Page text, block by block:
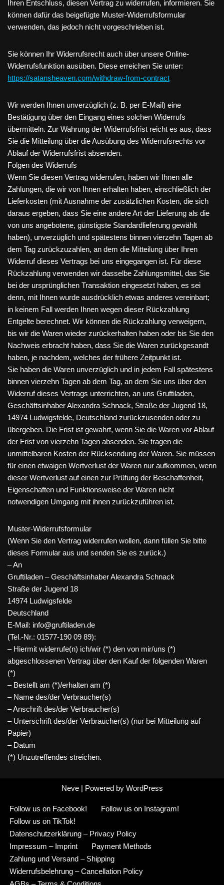
Ihren Entschluss, diesen Vertrag zu widerrufen, informieren. Sie
können dafür das beigefügte Muster-Widerrufsformular
verwenden, das jedoch nicht vorgeschrieben ist.
Sie können Ihr Widerrufsrecht auch über unsere Online-
Widerrufsfunktion ausüben. Diese erreichen Sie unter:
https://satansheaven.com/withdraw-from-contract
Wir werden Ihnen unverzüglich (z. B. per E-Mail) eine
Bestätigung über den Eingang eines solchen Widerrufs
übermitteln. Zur Wahrung der Widerrufsfrist reicht es aus, dass
Sie die Mitteilung über die Ausübung des Widerrufsrechts vor
Ablauf der Widerrufsfrist absenden.
Folgen des Widerrufs
Wenn Sie diesen Vertrag widerrufen, haben wir Ihnen alle
Zahlungen, die wir von Ihnen erhalten haben, einschließlich der
Lieferkosten (mit Ausnahme der zusätzlichen Kosten, die sich
daraus ergeben, dass Sie eine andere Art der Lieferung als die
von uns angebotene, günstigste Standardlieferung gewählt
haben), unverzüglich und spätestens binnen vierzehn Tagen ab
dem Tag zurückzuzahlen, an dem die Mitteilung über Ihren
Widerruf dieses Vertrags bei uns eingegangen ist. Für diese
Rückzahlung verwenden wir dasselbe Zahlungsmittel, das Sie
bei der ursprünglichen Transaktion eingesetzt haben, es sei
denn, mit Ihnen wurde ausdrücklich etwas anderes vereinbart;
in keinem Fall werden Ihnen wegen dieser Rückzahlung
Entgelte berechnet. Wir können die Rückzahlung verweigern,
bis wir die Waren wieder zurückerhalten haben oder bis Sie den
Nachweis erbracht haben, dass Sie die Waren zurückgesandt
haben, je nachdem, welches der frühere Zeitpunkt ist.
Sie haben die Waren unverzüglich und in jedem Fall spätestens
binnen vierzehn Tagen ab dem Tag, an dem Sie uns über den
Widerruf dieses Vertrags unterrichten, an uns Gruftiladen,
Geschäftsinhaber Alexandra Schnack, Straße der Jugend 18,
14974 Ludwigsfelde, Deutschland zurückzusenden oder zu
übergeben. Die Frist ist gewahrt, wenn Sie die Waren vor Ablauf
der Frist von vierzehn Tagen absenden. Sie tragen die
unmittelbaren Kosten der Rücksendung der Waren. Sie müssen
für einen etwaigen Wertverlust der Waren nur aufkommen, wenn
dieser Wertverlust auf einen zur Prüfung der Beschaffenheit,
Eigenschaften und Funktionsweise der Waren nicht
notwendigen Umgang mit ihnen zurückzuführen ist.
Muster-Widerrufsformular
(Wenn Sie den Vertrag widerrufen wollen, dann füllen Sie bitte
dieses Formular aus und senden Sie es zurück.)
– An
Gruftiladen – Geschäftsinhaber Alexandra Schnack
Straße der Jugend 18
14974 Ludwigsfelde
Deutschland
E-Mail: info@gruftiladen.de
(Tel.-Nr.: 01577-190 09 89):
– Hiermit widerrufe(n) ich/wir (*) den von mir/uns (*)
abgeschlossenen Vertrag über den Kauf der folgenden Waren
(*)
– Bestellt am (*)/erhalten am (*)
– Name des/der Verbraucher(s)
– Anschrift des/der Verbraucher(s)
– Unterschrift des/der Verbraucher(s) (nur bei Mitteilung auf
Papier)
– Datum
(*) Unzutreffendes streichen.
Neve| Powered by WordPress
Follow us on Facebook!
Follow us on Instagram!
Follow us on TikTok!
Datenschutzerklärung – Privacy Policy
Impressum – Imprint
Payment Methods
Zahlung und Versand – Shipping
Widerrufsbelehrung – Cancellation Policy